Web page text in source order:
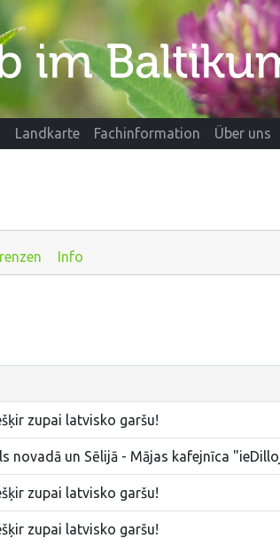
Landkarte Fachinformation Über uns
Info
zupai latvisko garšu!
novadā un Sēlijā - Mājas kafejnīca
zupai latvisko garšu!
zupai latvisko garšu!